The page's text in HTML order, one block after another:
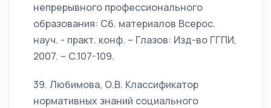
непрерывного профессионального
образования: Сб. материалов Всерос.
науч. - практ. конф. – Глазов: Изд-во ГГПИ,
2007. – С.107-109.
39. Любимова, О.В. Классификатор
нормативных знаний социального